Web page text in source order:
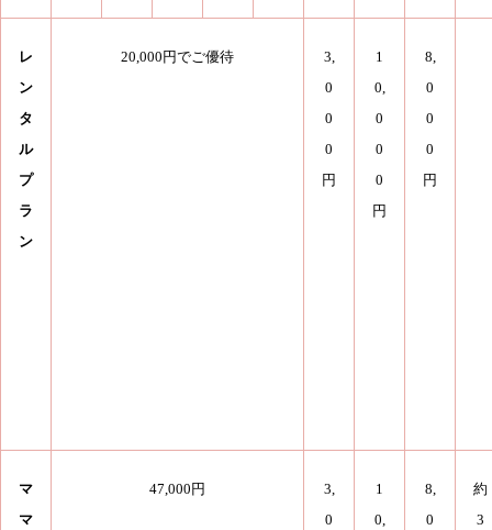
レ
ン
タ
ル
プ
ラ
ン
20,000円でご優待
3,
0
0
0
円
1
0,
0
0
0
円
8,
0
0
0
円
マ
マ
47,000円
3,
0
1
0,
8,
0
約
3